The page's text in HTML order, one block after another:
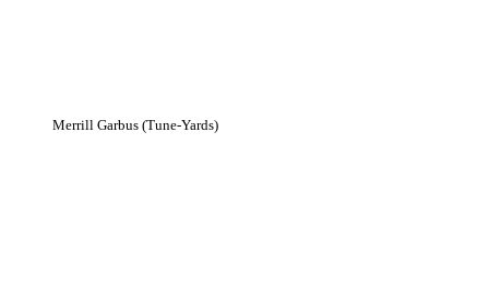
Merrill Garbus (Tune-Yards)